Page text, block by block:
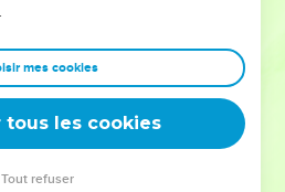
entrepreneurs, et responsables
de sagesse afin que leurs erreurs
Que vous guidiez un ministère, une
famille, leur expérience est faite
mes cookies
tous les cookies
Tout refuser